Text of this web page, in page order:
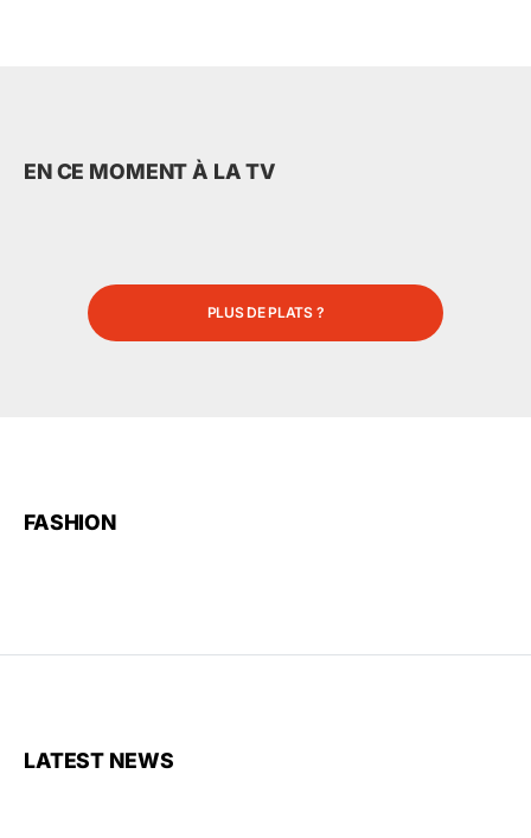
EN CE MOMENT À LA TV
PLUS DE PLATS ?
FASHION
LATEST NEWS